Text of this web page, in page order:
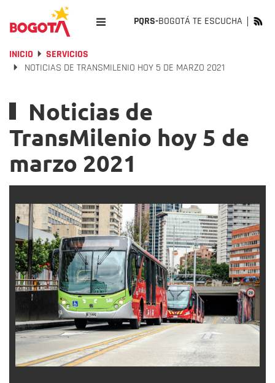
PQRS-BOGOTÁ TE ESCUCHA
INICIO
SERVICIOS
NOTICIAS DE TRANSMILENIO HOY 5 DE MARZO 2021
Noticias de
TransMilenio hoy 5 de
marzo 2021